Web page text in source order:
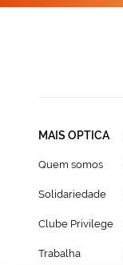
MAIS OPTICA
Quem somos
Solidariedade
Clube Privilege
Trabalha